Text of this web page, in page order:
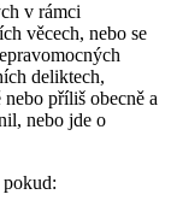
v rámci
věcech, nebo se
deliktech,
příliš obecně a
nebo jde o